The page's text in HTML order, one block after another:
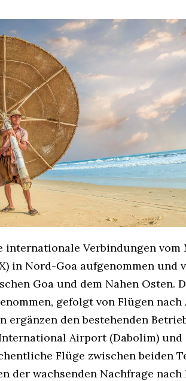
internationale Verbindungen vom
in Nord-Goa aufgenommen und
Goa und dem Nahen Osten.
gefolgt von Flügen nach
ergänzen den bestehenden
Airport (Dabolim)
Flüge zwischen beiden
der wachsenden Nachfrage nach